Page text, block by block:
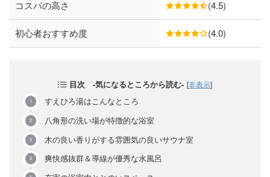
コスパの高さ (4.5)
初心者おすすめ度 (4.0)
目次 -気になるところから読む- [非表示]
すえひろ湯はこんなところ
八角形の洗い場が特徴的な浴室
木の良い香りがする雰囲気の良いサウナ室
爽快感抜群＆導線が優秀な水風呂